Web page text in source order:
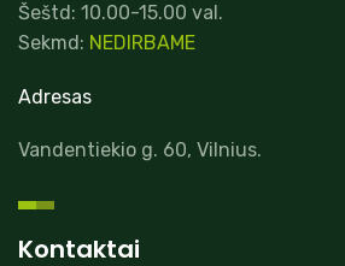
Šeštd: 10.00-15.00 val.
Sekmd: NEDIRBAME
Adresas
Vandentiekio g. 60, Vilnius.
Kontaktai